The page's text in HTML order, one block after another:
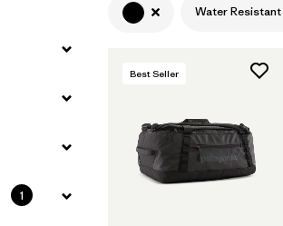
1
Water Resistant
Best Seller